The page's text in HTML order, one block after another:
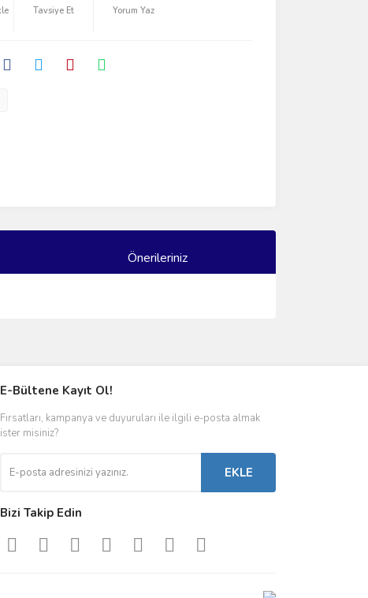
Tavsiye Et Yorum Yaz
Önerileriniz
E-Bültene Kayıt Ol!
Fırsatları, kampanya ve duyuruları ile ilgili e-posta almak
ister misiniz?
EKLE
Bizi Takip Edin